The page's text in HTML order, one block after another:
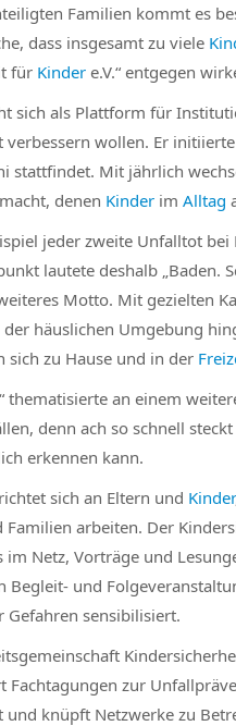
Familien kommt es
dass insgesamt zu viele
für Kinder e.V.“ entgegen
sich als Plattform für
verbessern wollen. Er
stattfindet. Mit jährlich
denen Kinder im Alltag
jeder zweite Unfalltot
lautete deshalb „Baden.
Motto. Mit gezielten
häuslichen Umgebung
sich zu Hause und in der
thematisierte an einem
denn ach so schnell
erkennen kann.
richtet sich an Eltern und Kinder
arbeiten. Der
im Netz, Vorträge und
Begleit- und
Gefahren sensibilisiert.
Fachtagungen zur
und knüpft Netzwerke zu